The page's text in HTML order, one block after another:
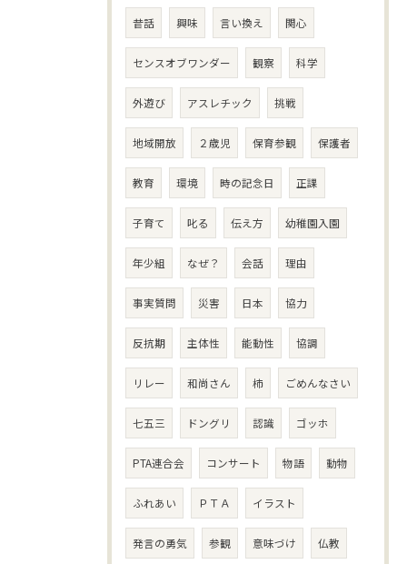
昔話 興味 言い換え 関心
センスオブワンダー 観察 科学
外遊び アスレチック 挑戦
地域開放 ２歳児 保育参観 保護者
教育 環境 時の記念日 正課
子育て 叱る 伝え方 幼稚園入園
年少組 なぜ？ 会話 理由
事実質問 災害 日本 協力
反抗期 主体性 能動性 協調
リレー 和尚さん 柿 ごめんなさい
七五三 ドングリ 認識 ゴッホ
PTA連合会 コンサート 物語 動物
ふれあい ＰＴＡ イラスト
発言の勇気 参観 意味づけ 仏教